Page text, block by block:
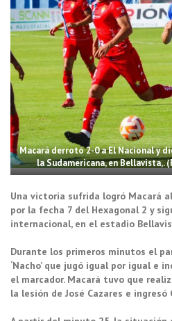
Macará derrotó 2-0 a El Nacional y
la Sudamericana, en
Una victoria sufrida logró Macará
por la fecha 7 del Hexagonal 2 y
internacional, en el estadio
Durante los primeros minutos el
‘Nacho’ que jugó igual por igual e
el marcador. Macará tuvo que
la lesión de José Cazares e ingresó